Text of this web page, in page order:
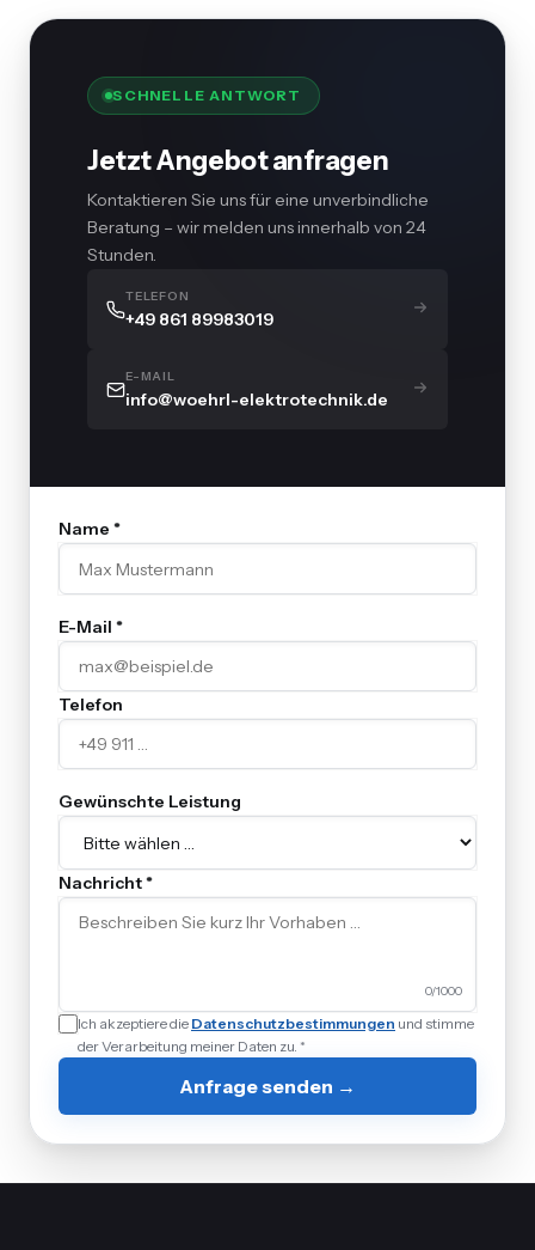
SCHNELLE ANTWORT
Jetzt Angebot anfragen
Kontaktieren Sie uns für eine unverbindliche
Beratung – wir melden uns innerhalb von 24
Stunden.
TELEFON
+49 861 89983019
E-MAIL
info@woehrl-elektrotechnik.de
Name *
E-Mail *
Telefon
Gewünschte Leistung
Nachricht *
0/1000
Ich akzeptiere die Datenschutzbestimmungen und stimme
der Verarbeitung meiner Daten zu. *
Anfrage senden →